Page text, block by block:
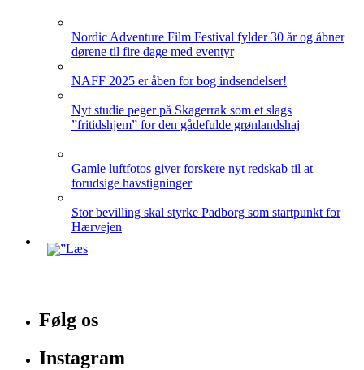
Nordic Adventure Film Festival fylder 30 år og åbner
dørene til fire dage med eventyr
NAFF 2025 er åben for bog indsendelser!
Nyt studie peger på Skagerrak som et slags
”fritidshjem” for den gådefulde grønlandshaj
Gamle luftfotos giver forskere nyt redskab til at
forudsige havstigninger
Stor bevilling skal styrke Padborg som startpunkt for
Hærvejen
Følg os
Instagram